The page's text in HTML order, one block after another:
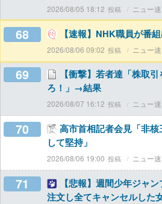
2026/08/05 18:12 ニュー速
68 【速報】NHK職員が番
2026/08/06 09:02 ニュー速
69
【衝撃】若者達「株取
ろ！」→結果
2026/08/07 16:12 ニュー速
70
高市首相記者会見「非
して堅持」
2026/08/06 19:00 ニュー速
71
【悲報】週間少年ジャ
注文し全てキャンセルした